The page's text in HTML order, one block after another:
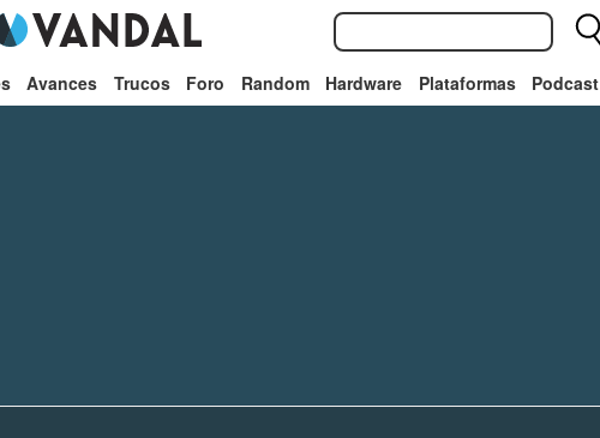
Avances Trucos Foro Random Hardware Plataformas Podcast